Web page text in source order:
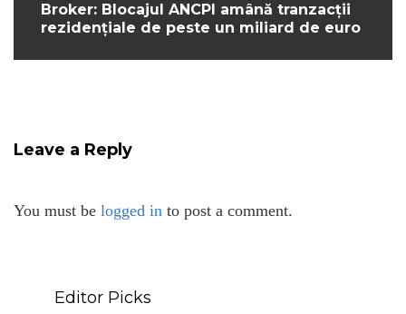
Broker: Blocajul ANCPI amână tranzacții
rezidențiale de peste un miliard de euro
Leave a Reply
You must be logged in to post a comment.
Editor Picks